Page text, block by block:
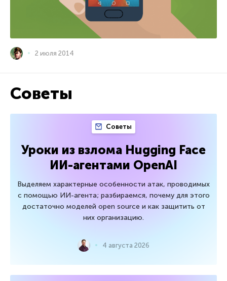
2 июля 2014
Советы
Советы
Уроки из взлома Hugging Face
ИИ-агентами OpenAI
Выделяем характерные особенности атак, проводимых
с помощью ИИ-агента; разбираемся, почему для этого
достаточно моделей open source и как защитить от
них организацию.
4 августа 2026